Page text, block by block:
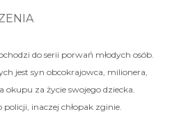
do serii porwań młodych osób.
jest syn obcokrajowca, milionera,
za życie swojego dziecka.
policji, inaczej chłopak zginie.